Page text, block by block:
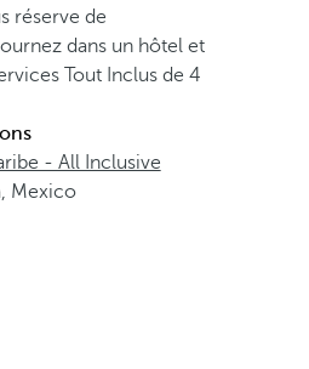
réserve de
dans un hôtel et
Tout Inclus de 4
- All Inclusive
Mexico